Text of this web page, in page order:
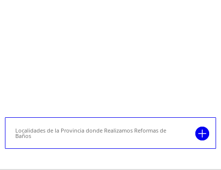
Localidades de la Provincia donde Realizamos Reformas de
Baños